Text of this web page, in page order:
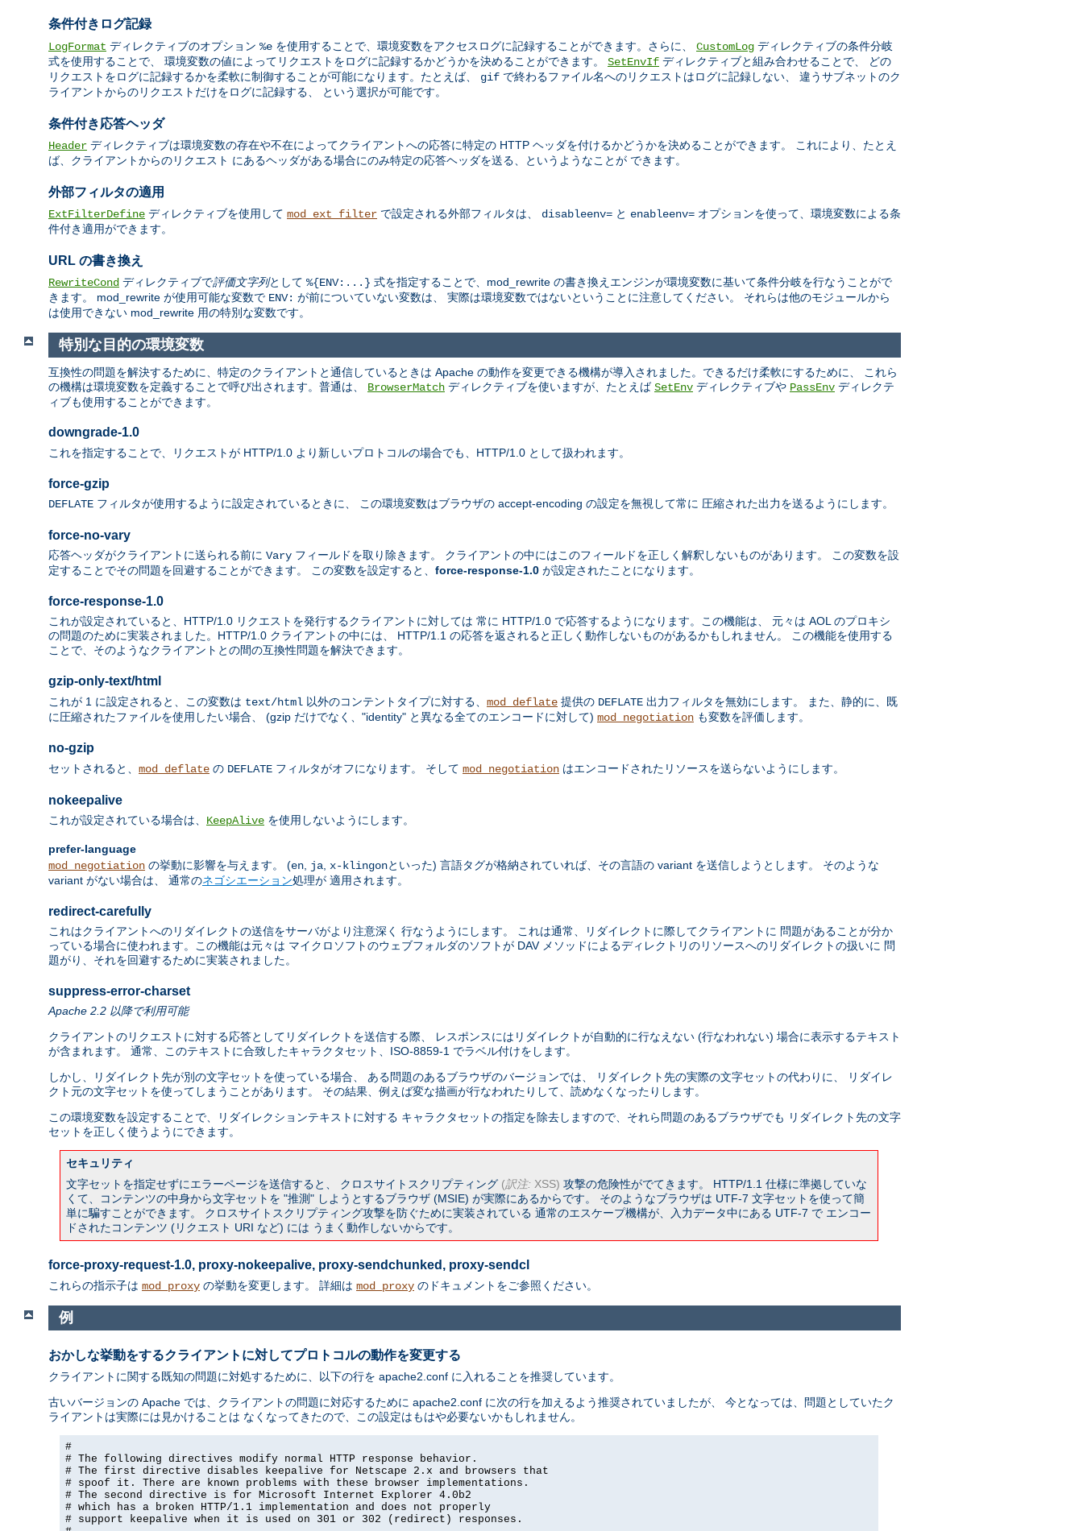
条件付きログ記録
LogFormat ディレクティブのオプション %e を使用することで、環境変数をアクセスログに記録することができます。さらに、 CustomLog ディレクティブの条件分岐
式を使用することで、 環境変数の値によってリクエストをログに記録するかどうかを決めることができます。 SetEnvIf ディレクティブと組み合わせることで、 どの
リクエストをログに記録するかを柔軟に制御することが可能になります。たとえば、 gif で終わるファイル名へのリクエストはログに記録しない、 違うサブネットのク
ライアントからのリクエストだけをログに記録する、 という選択が可能です。
条件付き応答ヘッダ
Header ディレクティブは環境変数の存在や不在によってクライアントへの応答に特定の HTTP ヘッダを付けるかどうかを決めることができます。 これにより、たとえ
ば、クライアントからのリクエスト にあるヘッダがある場合にのみ特定の応答ヘッダを送る、というようなことが できます。
外部フィルタの適用
ExtFilterDefine ディレクティブを使用して mod_ext_filter で設定される外部フィルタは、 disableenv= と enableenv= オプションを使って、環境変数による条
件付き適用ができます。
URL の書き換え
RewriteCond ディレクティブで評価文字列として %{ENV:...} 式を指定することで、mod_rewrite の書き換えエンジンが環境変数に基いて条件分岐を行なうことがで
きます。 mod_rewrite が使用可能な変数で ENV: が前についていない変数は、 実際は環境変数ではないということに注意してください。 それらは他のモジュールから
は使用できない mod_rewrite 用の特別な変数です。
特別な目的の環境変数
互換性の問題を解決するために、特定のクライアントと通信しているときは Apache の動作を変更できる機構が導入されました。できるだけ柔軟にするために、 これら
の機構は環境変数を定義することで呼び出されます。普通は、 BrowserMatch ディレクティブを使いますが、たとえばSetEnv ディレクティブや PassEnv ディレクテ
ィブも使用することができます。
downgrade-1.0
これを指定することで、リクエストが HTTP/1.0 より新しいプロトコルの場合でも、HTTP/1.0 として扱われます。
force-gzip
DEFLATE フィルタが使用するように設定されているときに、 この環境変数はブラウザの accept-encoding の設定を無視して常に 圧縮された出力を送るようにします。
force-no-vary
応答ヘッダがクライアントに送られる前に Vary フィールドを取り除きます。 クライアントの中にはこのフィールドを正しく解釈しないものがあります。 この変数を設
定することでその問題を回避することができます。 この変数を設定すると、 force-response-1.0 が設定されたことになります。
force-response-1.0
これが設定されていると、HTTP/1.0 リクエストを発行するクライアントに対しては 常に HTTP/1.0 で応答するようになります。この機能は、 元々は AOL のプロキシ
の問題のために実装されました。HTTP/1.0 クライアントの中には、 HTTP/1.1 の応答を返されると正しく動作しないものがあるかもしれません。 この機能を使用する
ことで、そのようなクライアントとの間の互換性問題を解決できます。
gzip-only-text/html
これが 1 に設定されると、この変数は text/html 以外のコンテントタイプに対する、 mod_deflate 提供の DEFLATE 出力フィルタを無効にします。 また、静的に、既
に圧縮されたファイルを使用したい場合、 (gzip だけでなく、"identity" と異なる全てのエンコードに対して) mod_negotiation も変数を評価します。
no-gzip
セットされると、 mod_deflate の DEFLATE フィルタがオフになります。 そして mod_negotiation はエンコードされたリソースを送らないようにします。
nokeepalive
これが設定されている場合は、 KeepAlive を使用しないようにします。
prefer-language
mod_negotiation の挙動に影響を与えます。 (en ja x-klingonといった) 言語タグが格納されていれば、その言語の variant を送信しようとします。 そのような
variant がない場合は、 通常のネゴシエーション処理が 適用されます。
redirect-carefully
これはクライアントへのリダイレクトの送信をサーバがより注意深く 行なうようにします。 これは通常、リダイレクトに際してクライアントに 問題があることが分か
っている場合に使われます。この機能は元々は マイクロソフトのウェブフォルダのソフトが DAV メソッドによるディレクトリのリソースへのリダイレクトの扱いに 問
題がり、それを回避するために実装されました。
suppress-error-charset
Apache 2.2 以降で利用可能
クライアントのリクエストに対する応答としてリダイレクトを送信する際、 レスポンスにはリダイレクトが自動的に行なえない (行なわれない) 場合に表示するテキスト
が含まれます。 通常、このテキストに合致したキャラクタセット、ISO-8859-1 でラベル付けをします。
しかし、リダイレクト先が別の文字セットを使っている場合、 ある問題のあるブラウザのバージョンでは、 リダイレクト先の実際の文字セットの代わりに、 リダイレ
クト元の文字セットを使ってしまうことがあります。 その結果、例えば変な描画が行なわれたりして、読めなくなったりします。
この環境変数を設定することで、リダイレクションテキストに対する キャラクタセットの指定を除去しますので、それら問題のあるブラウザでも リダイレクト先の文字
セットを正しく使うようにできます。
セキュリティ
文字セットを指定せずにエラーページを送信すると、 クロスサイトスクリプティング (訳注: XSS) 攻撃の危険性がでてきます。 HTTP/1.1 仕様に準拠していな
くて、コンテンツの中身から文字セットを "推測" しようとするブラウザ (MSIE) が実際にあるからです。 そのようなブラウザは UTF-7 文字セットを使って簡
単に騙すことができます。 クロスサイトスクリプティング攻撃を防ぐために実装されている 通常のエスケープ機構が、入力データ中にある UTF-7 で エンコー
ドされたコンテンツ (リクエスト URI など) には うまく動作しないからです。
force-proxy-request-1.0, proxy-nokeepalive, proxy-sendchunked, proxy-sendcl
これらの指示子は mod_proxy の挙動を変更します。 詳細は mod_proxy のドキュメントをご参照ください。
例
おかしな挙動をするクライアントに対してプロトコルの動作を変更する
クライアントに関する既知の問題に対処するために、以下の行を apache2.conf に入れることを推奨しています。
古いバージョンの Apache では、クライアントの問題に対応するために apache2.conf に次の行を加えるよう推奨されていましたが、 今となっては、問題としていたク
ライアントは実際には見かけることは なくなってきたので、この設定はもはや必要ないかもしれません。
#
# The following directives modify normal HTTP response behavior.
# The first directive disables keepalive for Netscape 2.x and browsers that
# spoof it. There are known problems with these browser implementations.
# The second directive is for Microsoft Internet Explorer 4.0b2
# which has a broken HTTP/1.1 implementation and does not properly
# support keepalive when it is used on 301 or 302 (redirect) responses.